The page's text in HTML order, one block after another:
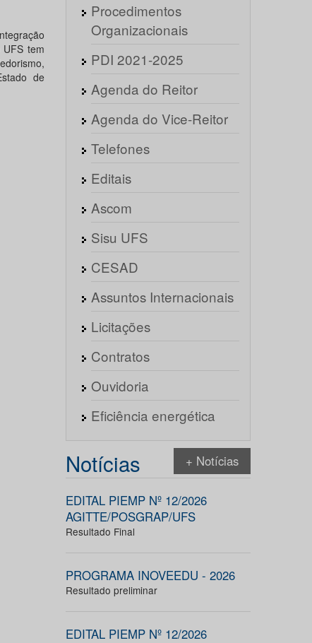
tem
de
Procedimentos
Organizacionais
PDI 2021-2025
Agenda do Reitor
Agenda do Vice-Reitor
Telefones
Editais
Ascom
Sisu UFS
CESAD
Assuntos Internacionais
Licitações
Contratos
Ouvidoria
Eficiência energética
Notícias + Notícias
EDITAL PIEMP Nº 12/2026
AGITTE/POSGRAP/UFS
Resultado Final
PROGRAMA INOVEEDU - 2026
Resultado preliminar
EDITAL PIEMP Nº 12/2026